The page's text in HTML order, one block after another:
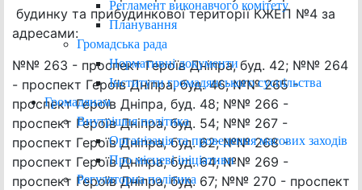
Регламент виконавчого комітету
Планування
Громадська рада
Нормативні документи
Інститути громадянського суспільства
Громадянам
Внутрішня політика
Організація та проведення масових заходів
Про місцеві ініціативи
Регуляторна політика
будинку та прибудинкової території КЖЕП №4 за
адресами:
№№ 263 - проспект Героїв Дніпра, буд. 42; №№ 264
- проспект Героїв Дніпра, буд. 46; №№ 265 -
проспект Героїв Дніпра, буд. 48; №№ 266 -
проспект Героїв Дніпра, буд. 54; №№ 267 -
проспект Героїв Дніпра, буд. 62; №№ 268 -
проспект Героїв Дніпра, буд. 64; №№ 269 -
проспект Героїв Дніпра, буд. 67; №№ 270 - проспект